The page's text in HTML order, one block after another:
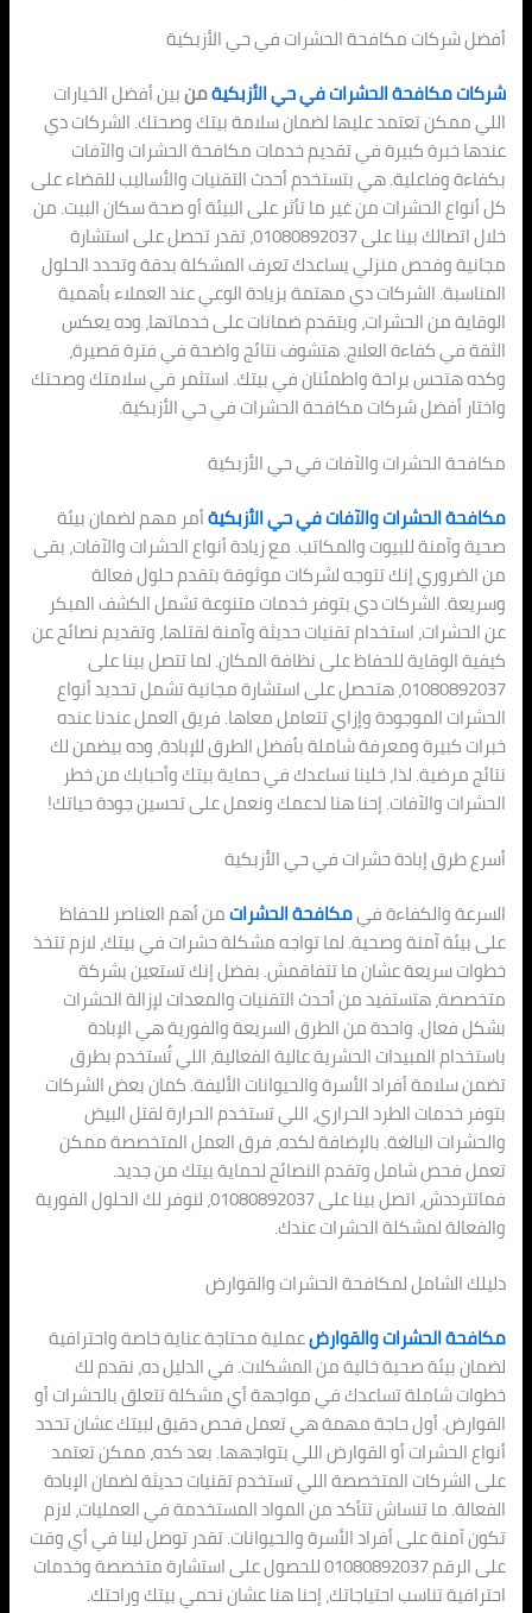
أفضل شركات مكافحة الحشرات في حي الأزبكية
شركات مكافحة الحشرات في حي الأزبكيةمنبين أفضل الخيارات
اللي ممكن تعتمد عليها لضمان سلامة بيتك وصحتك. الشركات دي
عندها خبرة كبيرة في تقديم خدمات مكافحة الحشرات والآفات
بكفاءة وفاعلية. هي بتستخدم أحدث التقنيات والأساليب للقضاء على
كل أنواع الحشرات من غير ما تأثر على البيئة أو صحة سكان البيت. من
خلال اتصالك بينا على 01080892037، تقدر تحصل على استشارة
مجانية وفحص منزلي يساعدك تعرف المشكلة بدقة وتحدد الحلول
المناسبة. الشركات دي مهتمة بزيادة الوعي عند العملاء بأهمية
الوقاية من الحشرات، وبتقدم ضمانات على خدماتها، وده يعكس
الثقة في كفاءة العلاج. هتشوف نتائج واضحة في فترة قصيرة،
وكده هتحس براحة واطمئنان في بيتك. استثمر في سلامتك وصحتك
واختار أفضل شركات مكافحة الحشرات في حي الأزبكية.
مكافحة الحشرات والآفات في حي الأزبكية
مكافحة الحشرات والآفات في حي الأزبكيةأمر مهم لضمان بيئة
صحية وآمنة للبيوت والمكاتب. مع زيادة أنواع الحشرات والآفات، بقى
من الضروري إنك تتوجه لشركات موثوقة بتقدم حلول فعالة
وسريعة. الشركات دي بتوفر خدمات متنوعة تشمل الكشف المبكر
عن الحشرات، استخدام تقنيات حديثة وآمنة لقتلها، وتقديم نصائح عن
كيفية الوقاية للحفاظ على نظافة المكان. لما تتصل بينا على
01080892037، هتحصل على استشارة مجانية تشمل تحديد أنواع
الحشرات الموجودة وإزاي تتعامل معاها. فريق العمل عندنا عنده
خبرات كبيرة ومعرفة شاملة بأفضل الطرق للإبادة، وده بيضمن لك
نتائج مرضية. لذا، خلينا نساعدك في حماية بيتك وأحبابك من خطر
الحشرات والآفات. إحنا هنا لدعمك ونعمل على تحسين جودة حياتك!
أسرع طرق إبادة حشرات في حي الأزبكية
السرعة والكفاءة فيمكافحة الحشراتمن أهم العناصر للحفاظ
على بيئة آمنة وصحية. لما تواجه مشكلة حشرات في بيتك، لازم تتخذ
خطوات سريعة عشان ما تتفاقمش. بفضل إنك تستعين بشركة
متخصصة، هتستفيد من أحدث التقنيات والمعدات لإزالة الحشرات
بشكل فعال. واحدة من الطرق السريعة والفورية هي الإبادة
باستخدام المبيدات الحشرية عالية الفعالية، اللي تُستخدم بطرق
تضمن سلامة أفراد الأسرة والحيوانات الأليفة. كمان بعض الشركات
بتوفر خدمات الطرد الحراري، اللي تستخدم الحرارة لقتل البيض
والحشرات البالغة. بالإضافة لكده، فرق العمل المتخصصة ممكن
تعمل فحص شامل وتقدم النصائح لحماية بيتك من جديد.
فماتترددش، اتصل بينا على 01080892037، لنوفر لك الحلول الفورية
والفعالة لمشكلة الحشرات عندك.
دليلك الشامل لمكافحة الحشرات والقوارض
مكافحة الحشرات والقوارضعملية محتاجة عناية خاصة واحترافية
لضمان بيئة صحية خالية من المشكلات. في الدليل ده، نقدم لك
خطوات شاملة تساعدك في مواجهة أي مشكلة تتعلق بالحشرات أو
القوارض. أول حاجة مهمة هي تعمل فحص دقيق لبيتك عشان تحدد
أنواع الحشرات أو القوارض اللي بتواجهها. بعد كده، ممكن تعتمد
على الشركات المتخصصة اللي تستخدم تقنيات حديثة لضمان الإبادة
الفعالة. ما تنساش تتأكد من المواد المستخدمة في العمليات، لازم
تكون آمنة على أفراد الأسرة والحيوانات. تقدر توصل لينا في أي وقت
على الرقم 01080892037 للحصول على استشارة متخصصة وخدمات
احترافية تناسب احتياجاتك، إحنا هنا عشان نحمي بيتك وراحتك.